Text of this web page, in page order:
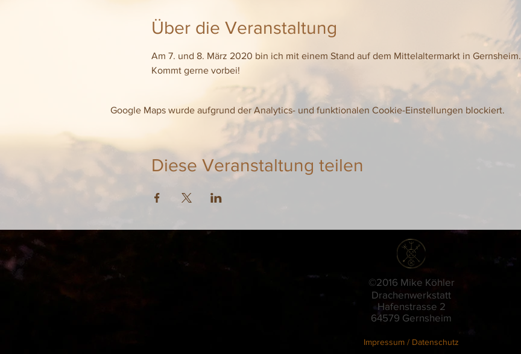
Über die Veranstaltung
Am 7. und 8. März 2020 bin ich mit einem Stand auf dem Mittelaltermarkt in Gernsheim.
Kommt gerne vorbei!
Google Maps wurde aufgrund der Analytics- und funktionalen Cookie-Einstellungen blockiert.
Diese Veranstaltung teilen
©2016 Mike Köhler
Drachenwerkstatt
Hafenstrasse 2
64579 Gernsheim
Impressum / Datenschutz